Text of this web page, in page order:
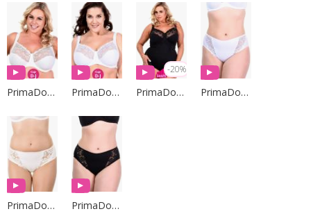
PrimaDonna Lingerie PrimaDonna Lingerie
-20%
PrimaDonna Lingerie PrimaDonna Lingerie
PrimaDonna Lingerie PrimaDonna Lingerie